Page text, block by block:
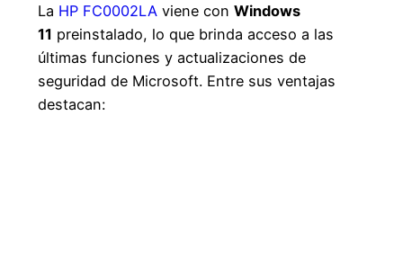
La HP FC0002LA viene con Windows
11 preinstalado, lo que brinda acceso a las
últimas funciones y actualizaciones de
seguridad de Microsoft. Entre sus ventajas
destacan: